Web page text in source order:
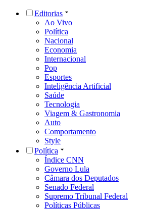
Editorias
Ao Vivo
Política
Nacional
Economia
Internacional
Pop
Esportes
Inteligência Artificial
Saúde
Tecnologia
Viagem & Gastronomia
Auto
Comportamento
Style
Política
Índice CNN
Governo Lula
Câmara dos Deputados
Senado Federal
Supremo Tribunal Federal
Políticas Públicas